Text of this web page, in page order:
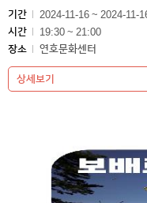
기간
2024-11-16 ~ 2024-11-
시간
19:30 ~ 21:00
장소
연호문화센터
상세보기